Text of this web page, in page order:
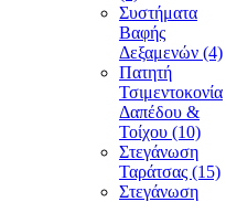
Συστήματα
Βαφής
Δεξαμενών (4)
Πατητή
Τσιμεντοκονία
Δαπέδου &
Τοίχου (10)
Στεγάνωση
Ταράτσας (15)
Στεγάνωση